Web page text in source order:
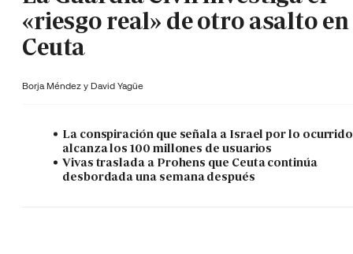
«riesgo real» de otro asalto en
Ceuta
Borja Méndez y David Yagüe
La conspiración que señala a Israel por lo ocurrido
alcanza los 100 millones de usuarios
Vivas traslada a Prohens que Ceuta continúa
desbordada una semana después